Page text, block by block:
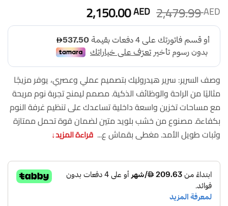
2,479.99AED السعر
الأصلي
هو:
2,479.99 AED.
2,150.00AED
الحالي
هو:
2,150.00 AED.
وصف السرير: سرير هيدروليك بتصميم عملي وعصري، يوفر مزيجًا
مثاليًا من الراحة والوظائف الذكية. مصمم ليمنح تجربة نوم مريحة
مع مساحات تخزين واسعة داخلية تساعدك على تنظيم غرفة النوم
بكفاءة. مصنوع من خشب بلويد متين لضمان قوة تحمل ممتازة
وثبات طويل الأمد. مغطى بقماش ع... قراءة المزيد↓